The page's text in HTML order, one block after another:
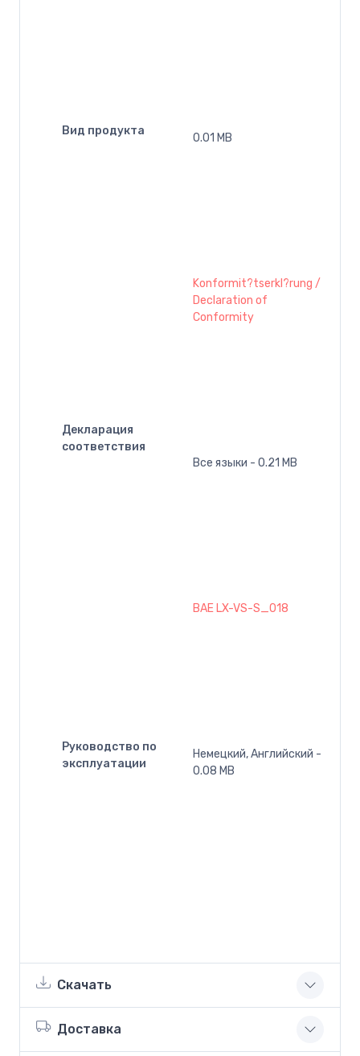
Вид продукта
0.01 MB
Декларация
соответствия
Konformit?tserkl?rung /
Declaration of
Conformity
Все языки - 0.21 MB
Руководство по
эксплуатации
BAE LX-VS-S_018
Немецкий, Английский -
0.08 MB
Скачать
Доставка